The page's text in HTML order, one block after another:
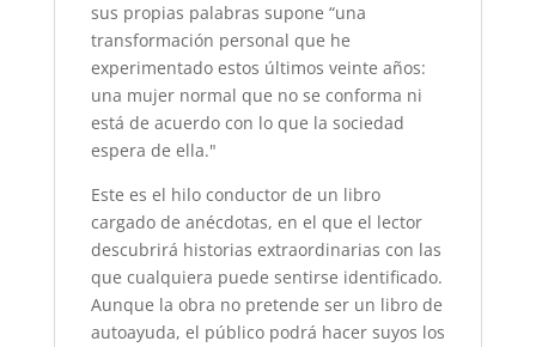
sus propias palabras supone “una
transformación personal que he
experimentado estos últimos veinte años:
una mujer normal que no se conforma ni
está de acuerdo con lo que la sociedad
espera de ella."
Este es el hilo conductor de un libro
cargado de anécdotas, en el que el lector
descubrirá historias extraordinarias con las
que cualquiera puede sentirse identificado.
Aunque la obra no pretende ser un libro de
autoayuda, el público podrá hacer suyos los